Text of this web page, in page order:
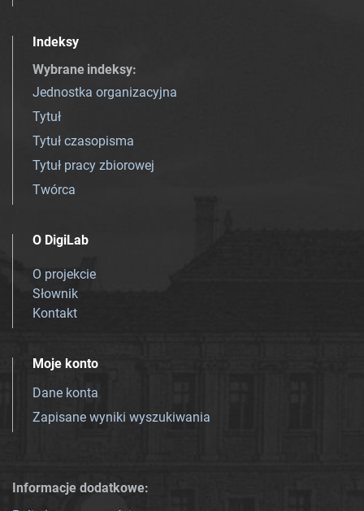
Indeksy
Wybrane indeksy:
Jednostka organizacyjna
Tytuł
Tytuł czasopisma
Tytuł pracy zbiorowej
Twórca
O DigiLab
O projekcie
Słownik
Kontakt
Moje konto
Dane konta
Zapisane wyniki wyszukiwania
Informacje dodatkowe: